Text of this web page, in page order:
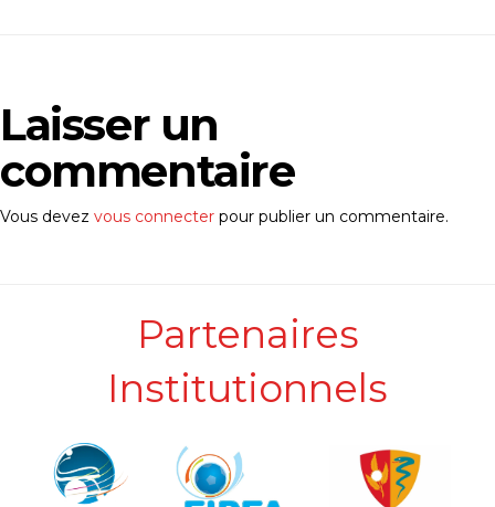
Laisser un
commentaire
Vous devez vous connecter pour publier un commentaire.
Partenaires
Institutionnels